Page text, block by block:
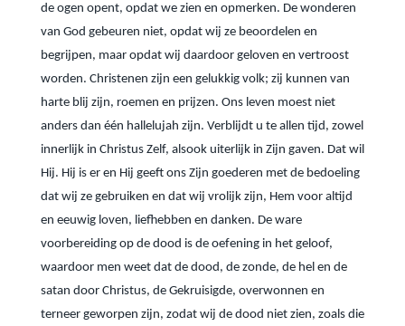
de ogen opent, opdat we zien en opmerken. De wonderen
van God gebeuren niet, opdat wij ze beoordelen en
begrijpen, maar opdat wij daardoor geloven en vertroost
worden. Christenen zijn een gelukkig volk; zij kunnen van
harte blij zijn, roemen en prijzen. Ons leven moest niet
anders dan één hallelujah zijn. Verblijdt u te allen tijd, zowel
innerlijk in Christus Zelf, alsook uiterlijk in Zijn gaven. Dat wil
Hij. Hij is er en Hij geeft ons Zijn goederen met de bedoeling
dat wij ze gebruiken en dat wij vrolijk zijn, Hem voor altijd
en eeuwig loven, liefhebben en danken. De ware
voorbereiding op de dood is de oefening in het geloof,
waardoor men weet dat de dood, de zonde, de hel en de
satan door Christus, de Gekruisigde, overwonnen en
terneer geworpen zijn, zodat wij de dood niet zien, zoals die